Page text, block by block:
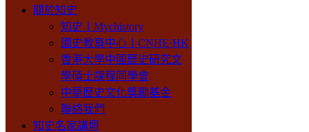
關於知史
知史丨Mychistory
國史教育中心丨CNHE·HK
香港大學中國歷史研究文
學碩士課程同學會
中華歷史文化獎勵基金
聯絡我們
知史名家講壇